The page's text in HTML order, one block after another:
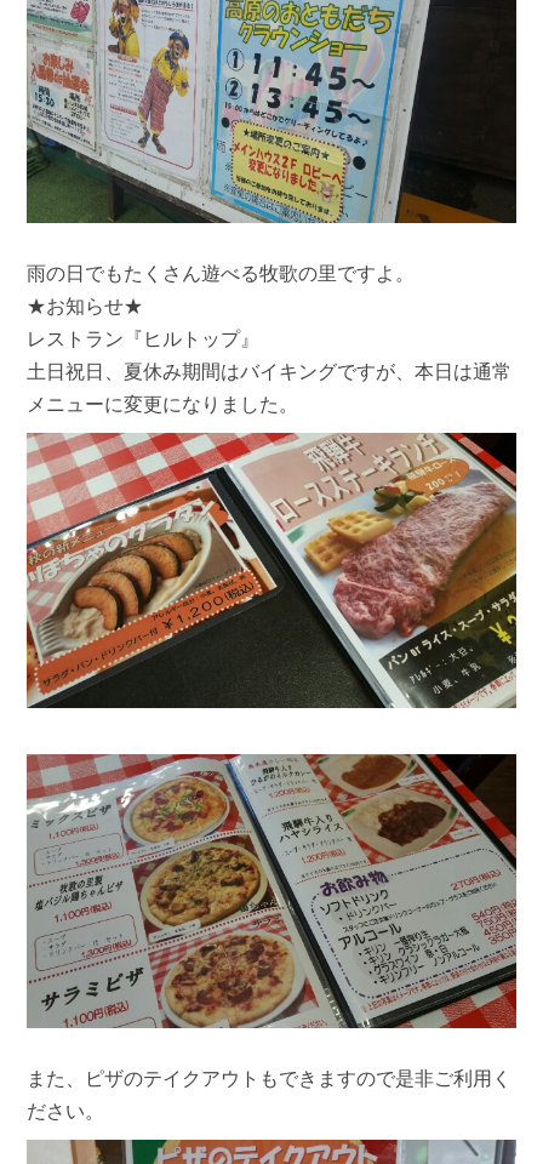
雨の日でもたくさん遊べる牧歌の里ですよ。
★お知らせ★
レストラン『ヒルトップ』
土日祝日、夏休み期間はバイキングですが、本日は通常
メニューに変更になりました。
また、ピザのテイクアウトもできますので是非ご利用く
ださい。